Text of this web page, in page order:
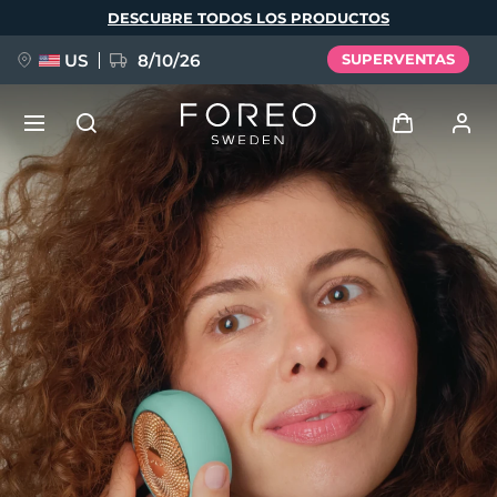
DESCUBRE TODOS LOS PRODUCTOS
US 8/10/26 SUPERVENTAS
Iniciar sesión
Perfil de usuario
Mis dispositivos
Mis pedidos
Mis direcciones
Mis suscripciones
NUEVO
FAQ™ Pure Beauty-Tech Elixir
BREAKING NEWS
issa™ Teeth Whitening Set
Idioma
English Deutsch
Español
Français
Italiano
Português
Polski
Svenska
Русский
Türkçe
简体中文 繁體中文